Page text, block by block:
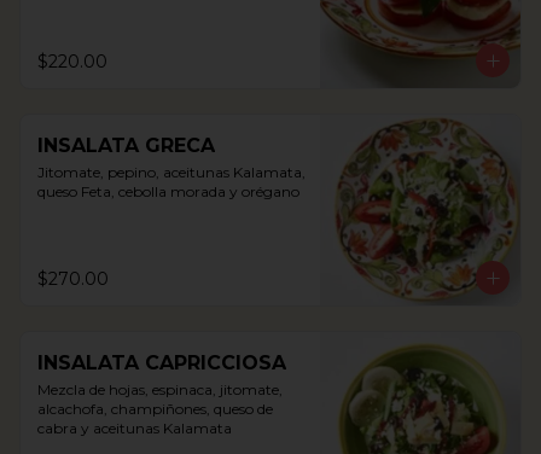
$220.00
INSALATA GRECA
Jitomate, pepino, aceitunas Kalamata,
queso Feta, cebolla morada y orégano
$270.00
INSALATA CAPRICCIOSA
Mezcla de hojas, espinaca, jitomate,
alcachofa, champiñones, queso de
cabra y aceitunas Kalamata